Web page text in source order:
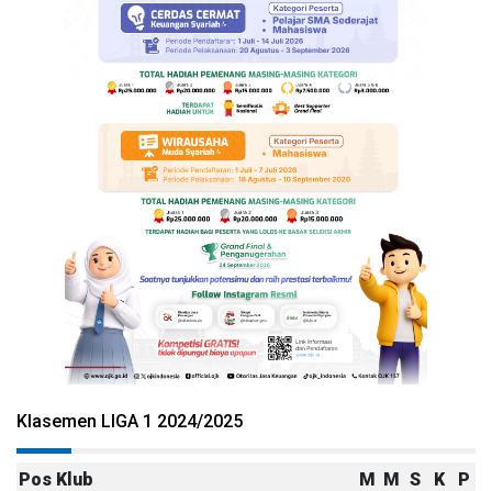
Klasemen LIGA 1 2024/2025
Pos Klub M M S K
P